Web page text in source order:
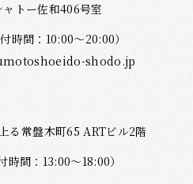
トー佐和406号室
付時間：10:00～20:00）
shodo.jp
る常盤木町65 ARTビル2階
時間：13:00～18:00）